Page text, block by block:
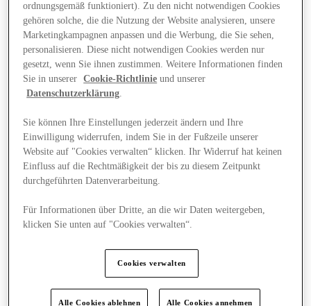
ordnungsgemäß funktioniert). Zu den nicht notwendigen Cookies
gehören solche, die die Nutzung der Website analysieren, unsere
Marketingkampagnen anpassen und die Werbung, die Sie sehen,
personalisieren. Diese nicht notwendigen Cookies werden nur
gesetzt, wenn Sie ihnen zustimmen. Weitere Informationen finden
Sie in unserer
Cookie-Richtlinie und unserer
Datenschutzerklärung.
Sie können Ihre Einstellungen jederzeit ändern und Ihre
Einwilligung widerrufen, indem Sie in der Fußzeile unserer
Website auf "Cookies verwalten“ klicken. Ihr Widerruf hat keinen
Einfluss auf die Rechtmäßigkeit der bis zu diesem Zeitpunkt
durchgeführten Datenverarbeitung.
Für Informationen über Dritte, an die wir Daten weitergeben,
klicken Sie unten auf "Cookies verwalten“.
Cookies verwalten
Alle Cookies ablehnen Alle Cookies annehmen